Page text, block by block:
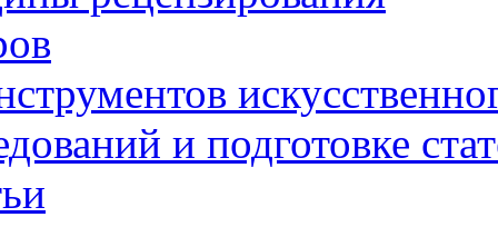
и подготовке